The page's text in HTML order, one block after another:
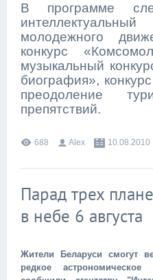
В программе
молодежного
конкурс
музыкальный
биография»,
преодоление
препятствий.
688 Alex 10.08.2010
Парад трех
в небе 6 августа
Жители Беларуси смогут
редкое